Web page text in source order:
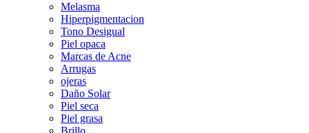
Melasma
Hiperpigmentacion
Tono Desigual
Piel opaca
Marcas de Acne
Arrugas
ojeras
Daño Solar
Piel seca
Piel grasa